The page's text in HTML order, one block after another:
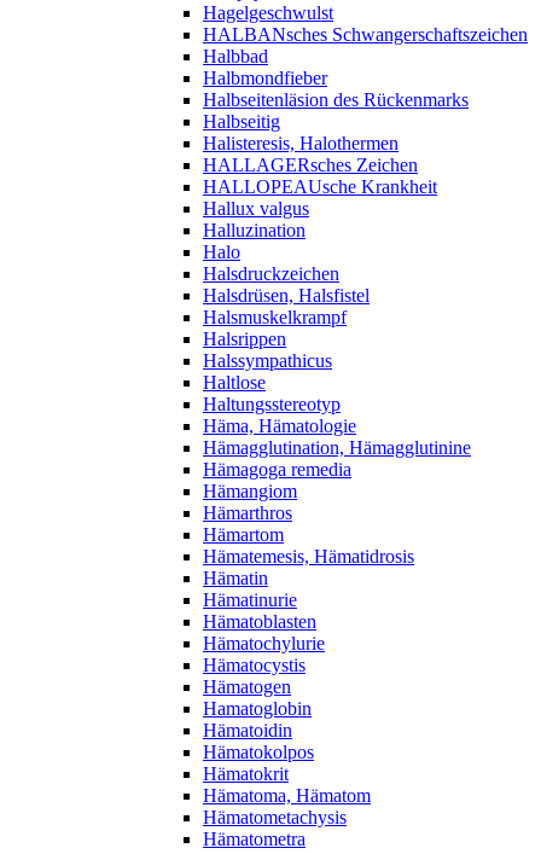
Hagelgeschwulst
HALBANsches Schwangerschaftszeichen
Halbbad
Halbmondfieber
Halbseitenläsion des Rückenmarks
Halbseitig
Halisteresis, Halothermen
HALLAGERsches Zeichen
HALLOPEAUsche Krankheit
Hallux valgus
Halluzination
Halo
Halsdruckzeichen
Halsdrüsen, Halsfistel
Halsmuskelkrampf
Halsrippen
Halssympathicus
Haltlose
Haltungsstereotyp
Häma, Hämatologie
Hämagglutination, Hämagglutinine
Hämagoga remedia
Hämangiom
Hämarthros
Hämartom
Hämatemesis, Hämatidrosis
Hämatin
Hämatinurie
Hämatoblasten
Hämatochylurie
Hämatocystis
Hämatogen
Hamatoglobin
Hämatoidin
Hämatokolpos
Hämatokrit
Hämatoma, Hämatom
Hämatometachysis
Hämatometra